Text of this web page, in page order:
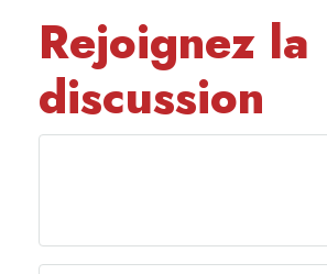
Rejoignez la
discussion